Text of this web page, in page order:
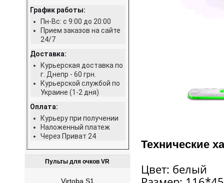
График работы:
Пн-Вс: с 9:00 до 20:00
Прием заказов на сайте
24/7
Доставка:
Курьерская доставка по
г. Днепр - 60 грн.
Курьерской службой по
Украине (1-2 дня)
Оплата:
Курьеру при получении
Наложенный платеж
Через Приват 24
Пульты для очков VR
Virtoba S1
Технические
Цвет: белый